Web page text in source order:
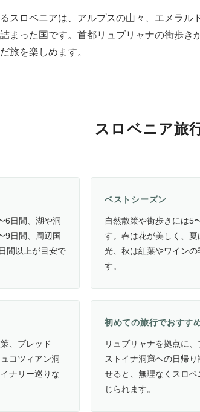
スロベニアは、アルプスの山々、エメラ
まった国です。首都リュブリャナの街歩
旅を楽しめます。
スロベニア旅
6日間、湖や洞
9日間、周辺国
間以上が目安で
ベストシーズン
自然散策や街歩きには5
す。春は花が美しく、夏
光、秋は紅葉やワインの
す。
、ブレッド
コツィアン洞
ナリー巡りな
初めての旅行でおすす
リュブリャナを拠点に
ストイナ洞窟への日帰
せると、無理なくスロ
じられます。